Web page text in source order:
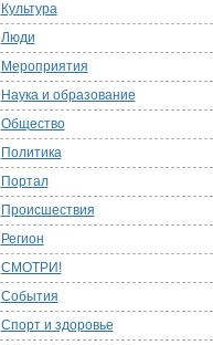
Культура
Люди
Мероприятия
Наука и образование
Общество
Политика
Портал
Происшествия
Регион
СМОТРИ!
События
Спорт и здоровье